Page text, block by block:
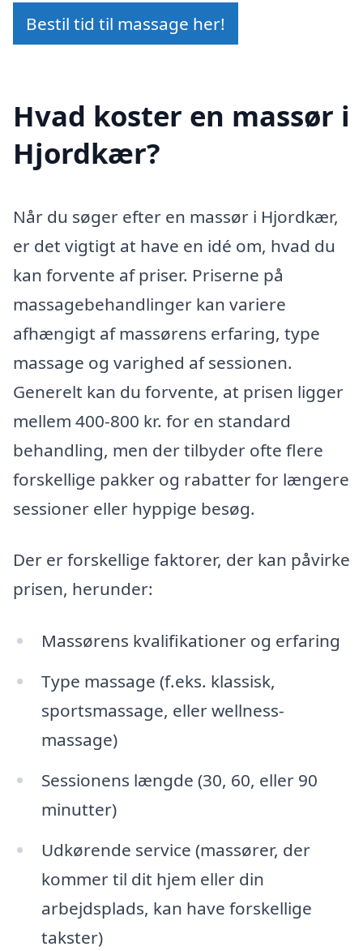
Bestil tid til massage her!
Hvad koster en massør i
Hjordkær?
Når du søger efter en massør i Hjordkær,
er det vigtigt at have en idé om, hvad du
kan forvente af priser. Priserne på
massagebehandlinger kan variere
afhængigt af massørens erfaring, type
massage og varighed af sessionen.
Generelt kan du forvente, at prisen ligger
mellem 400-800 kr. for en standard
behandling, men der tilbyder ofte flere
forskellige pakker og rabatter for længere
sessioner eller hyppige besøg.
Der er forskellige faktorer, der kan påvirke
prisen, herunder:
Massørens kvalifikationer og erfaring
Type massage (f.eks. klassisk,
sportsmassage, eller wellness-
massage)
Sessionens længde (30, 60, eller 90
minutter)
Udkørende service (massører, der
kommer til dit hjem eller din
arbejdsplads, kan have forskellige
takster)